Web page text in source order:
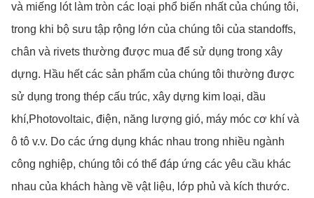
và miếng lót làm tròn các loại phổ biến nhất của chúng tôi,
trong khi bộ sưu tập rộng lớn của chúng tôi của standoffs,
chân và rivets thường được mua để sử dụng trong xây
dựng. Hầu hết các sản phẩm của chúng tôi thường được
sử dụng trong thép cấu trúc, xây dựng kim loại, dầu
khí,Photovoltaic, điện, năng lượng gió, máy móc cơ khí và
ô tô v.v. Do các ứng dụng khác nhau trong nhiều ngành
công nghiệp, chúng tôi có thể đáp ứng các yêu cầu khác
nhau của khách hàng về vật liệu, lớp phủ và kích thước.